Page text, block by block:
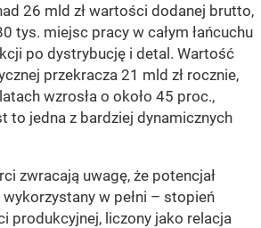
26 mld zł wartości dodanej brutto,
tys. miejsc pracy w całym łańcuchu
po dystrybucję i detal. Wartość
przekracza 21 mld zł rocznie,
wzrosła o około 45 proc.,
to jedna z bardziej dynamicznych
zwracają uwagę, że potencjał
w pełni – stopień
produkcyjnej, liczony jako relacja